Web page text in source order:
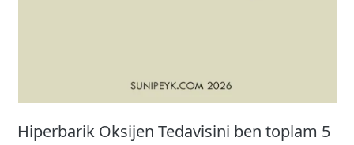
Hiperbarik Oksijen Tedavisini ben toplam 5